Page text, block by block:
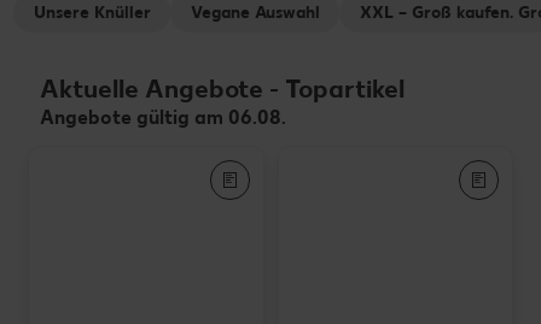
Unsere Knüller Vegane Auswahl XXL – Groß kaufen.
Aktuelle Angebote - Topartikel
Angebote gültig am 06.08.